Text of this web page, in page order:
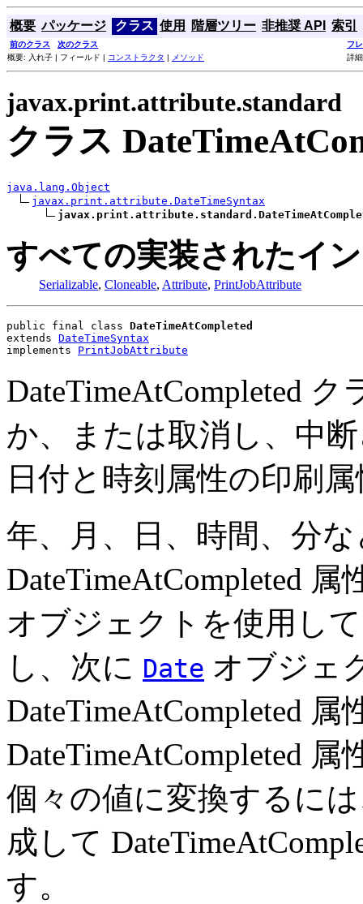
概要 パッケージ クラス 使用 階層ツリー 非推奨 API 索引
前のクラス 次のクラス
フ
概要: 入れ子 | フィールド | コンストラクタ | メソッド 詳
javax.print.attribute.standard
クラス
java.lang.Object
javax.print.attribute.DateTimeSyntax
すべての実装されたイ
Serializable, Cloneable, Attribute, PrintJobAttribute
public final class DateTimeAtCompleted
extends DateTimeSyntax
implements PrintJobAttribute
DateTimeAtCompleted
か、または取消し、中
日付と時刻属性の印刷
年、月、日、時間、分
DateTimeAtCompleted
オブジェクトを使用し
し、次に Date オブジェ
DateTimeAtCompleted
DateTimeAtCompleted
個々の値に変換するに
成して
す。